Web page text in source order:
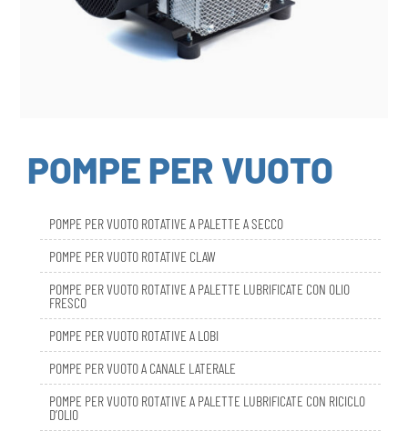
POMPE PER VUOTO
POMPE PER VUOTO ROTATIVE CLAW
POMPE PER VUOTO ROTATIVE A PALETTE LUBRIFICATE CON OLIO
FRESCO
POMPE PER VUOTO ROTATIVE A LOBI
POMPE PER VUOTO A CANALE LATERALE
POMPE PER VUOTO ROTATIVE A PALETTE LUBRIFICATE CON RICICLO
D’OLIO
DBL SMART